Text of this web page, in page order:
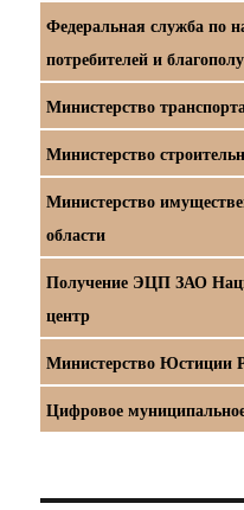
Федеральная служба по
потребителей и
Министерство
Министерство
Министерство
области
Получение ЭЦП ЗАО
центр
Министерство Юстиции
Цифровое